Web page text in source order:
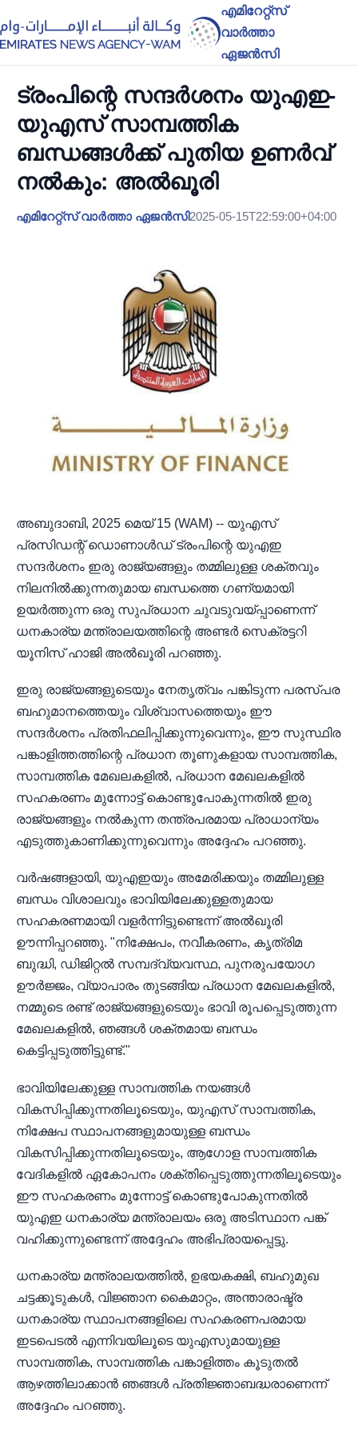
എമിറേറ്റ്സ്
വാർത്താ
ഏജൻസി
ട്രംപിന്റെ സന്ദർശനം യുഎഇ-
യുഎസ് സാമ്പത്തിക
ബന്ധങ്ങൾക്ക് പുതിയ ഉണർവ്
നൽകും: അൽഖൂരി
എമിറേറ്റ്സ് വാർത്താ ഏജൻസി2025-05-15T22:59:00+04:00
അബുദാബി, 2025 മെയ് 15 (WAM) -- യുഎസ്
പ്രസിഡന്റ് ഡൊണാൾഡ് ട്രംപിന്റെ യുഎഇ
സന്ദർശനം ഇരു രാജ്യങ്ങളും തമ്മിലുള്ള ശക്തവും
നിലനിൽക്കുന്നതുമായ ബന്ധത്തെ ഗണ്യമായി
ഉയർത്തുന്ന ഒരു സുപ്രധാന ചുവടുവയ്പ്പാണെന്ന്
ധനകാര്യ മന്ത്രാലയത്തിന്റെ അണ്ടർ സെക്രട്ടറി
യൂനിസ് ഹാജി അൽഖൂരി പറഞ്ഞു.
ഇരു രാജ്യങ്ങളുടെയും നേതൃത്വം പങ്കിടുന്ന പരസ്പര
ബഹുമാനത്തെയും വിശ്വാസത്തെയും ഈ
സന്ദർശനം പ്രതിഫലിപ്പിക്കുന്നുവെന്നും, ഈ സുസ്ഥിര
പങ്കാളിത്തത്തിന്റെ പ്രധാന തൂണുകളായ സാമ്പത്തിക,
സാമ്പത്തിക മേഖലകളിൽ, പ്രധാന മേഖലകളിൽ
സഹകരണം മുന്നോട്ട് കൊണ്ടുപോകുന്നതിൽ ഇരു
രാജ്യങ്ങളും നൽകുന്ന തന്ത്രപരമായ പ്രാധാന്യം
എടുത്തുകാണിക്കുന്നുവെന്നും അദ്ദേഹം പറഞ്ഞു.
വർഷങ്ങളായി, യുഎഇയും അമേരിക്കയും തമ്മിലുള്ള
ബന്ധം വിശാലവും ഭാവിയിലേക്കുള്ളതുമായ
സഹകരണമായി വളർന്നിട്ടുണ്ടെന്ന് അൽഖൂരി
ഊന്നിപ്പറഞ്ഞു. "നിക്ഷേപം, നവീകരണം, കൃത്രിമ
ബുദ്ധി, ഡിജിറ്റൽ സമ്പദ്‌വ്യവസ്ഥ, പുനരുപയോഗ
ഊർജ്ജം, വ്യാപാരം തുടങ്ങിയ പ്രധാന മേഖലകളിൽ,
നമ്മുടെ രണ്ട് രാജ്യങ്ങളുടെയും ഭാവി രൂപപ്പെടുത്തുന്ന
മേഖലകളിൽ, ഞങ്ങൾ ശക്തമായ ബന്ധം
കെട്ടിപ്പടുത്തിട്ടുണ്ട്."
ഭാവിയിലേക്കുള്ള സാമ്പത്തിക നയങ്ങൾ
വികസിപ്പിക്കുന്നതിലൂടെയും, യുഎസ് സാമ്പത്തിക,
നിക്ഷേപ സ്ഥാപനങ്ങളുമായുള്ള ബന്ധം
വികസിപ്പിക്കുന്നതിലൂടെയും, ആഗോള സാമ്പത്തിക
വേദികളിൽ ഏകോപനം ശക്തിപ്പെടുത്തുന്നതിലൂടെയും
ഈ സഹകരണം മുന്നോട്ട് കൊണ്ടുപോകുന്നതിൽ
യുഎഇ ധനകാര്യ മന്ത്രാലയം ഒരു അടിസ്ഥാന പങ്ക്
വഹിക്കുന്നുണ്ടെന്ന് അദ്ദേഹം അഭിപ്രായപ്പെട്ടു.
ധനകാര്യ മന്ത്രാലയത്തിൽ, ഉഭയകക്ഷി, ബഹുമുഖ
ചട്ടക്കൂടുകൾ, വിജ്ഞാന കൈമാറ്റം, അന്താരാഷ്ട്ര
ധനകാര്യ സ്ഥാപനങ്ങളിലെ സഹകരണപരമായ
ഇടപെടൽ എന്നിവയിലൂടെ യുഎസുമായുള്ള
സാമ്പത്തിക, സാമ്പത്തിക പങ്കാളിത്തം കൂടുതൽ
ആഴത്തിലാക്കാൻ ഞങ്ങൾ പ്രതിജ്ഞാബദ്ധരാണെന്ന്
അദ്ദേഹം പറഞ്ഞു.